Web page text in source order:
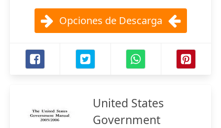
Opciones de Descarga
United States
Government